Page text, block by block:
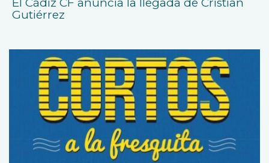
El Cádiz CF anuncia la llegada de Cristian
Gutiérrez